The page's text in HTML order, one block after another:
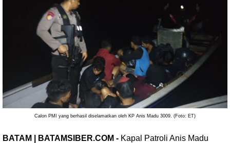
Calon PMI yang berhasil diselamatkan oleh KP Anis Madu 3009. (Foto: ET)
BATAM | BATAMSIBER.COM - Kapal Patroli Anis Madu